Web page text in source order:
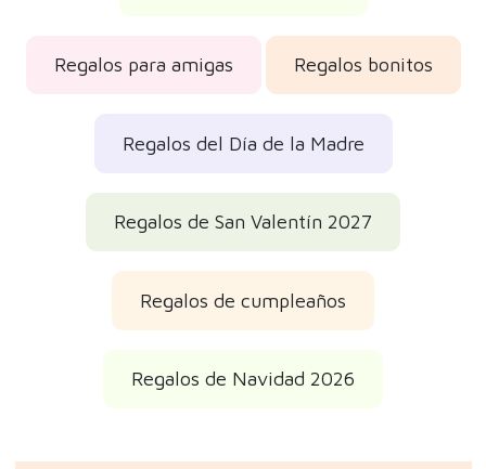
Regalos para amigas Regalos bonitos
Regalos del Día de la Madre
Regalos de San Valentín 2027
Regalos de cumpleaños
Regalos de Navidad 2026